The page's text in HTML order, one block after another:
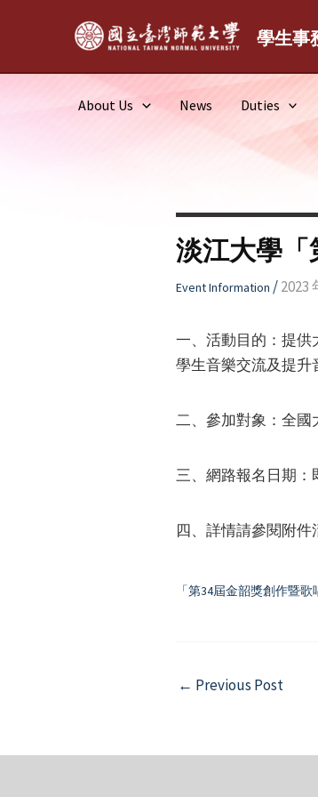
學生事
About Us News Duties
淡江大學
Event Information /2023
一、活動目的：提
學生音樂交流及提升
二、參加對象：全國
三、網路報名日期：
四、詳情請參閱附件
「第34屆金韶獎創作暨
Post
← Previous Post